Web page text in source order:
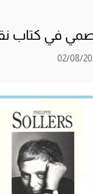
في كتاب
02/08/